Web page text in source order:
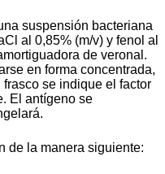
suspensión bacteriana
al 0,85% (m/v) y fenol al
de veronal.
en forma concentrada,
se indique el factor
El antígeno se
de la manera siguiente: